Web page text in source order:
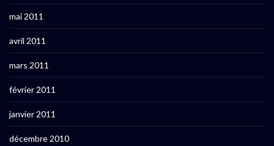
mai 2011
avril 2011
mars 2011
février 2011
janvier 2011
décembre 2010